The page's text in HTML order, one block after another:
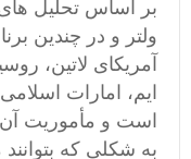
بر اساس تحلیل
ولتر و در چندین
آمریکای لاتین،
ایم، امارات
است و مأموریت
به شکلی که